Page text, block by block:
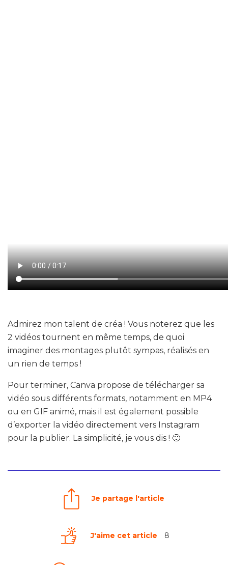
Admirez mon talent de créa ! Vous noterez que les
2 vidéos tournent en même temps, de quoi
imaginer des montages plutôt sympas, réalisés en
un rien de temps !
Pour terminer, Canva propose de télécharger sa
vidéo sous différents formats, notamment en MP4
ou en GIF animé, mais il est également possible
d’exporter la vidéo directement vers Instagram
pour la publier. La simplicité, je vous dis ! 🙂
Je partage l'article
J'aime cet article 8